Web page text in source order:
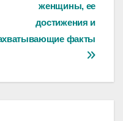
женщины, ее
достижения и
факты